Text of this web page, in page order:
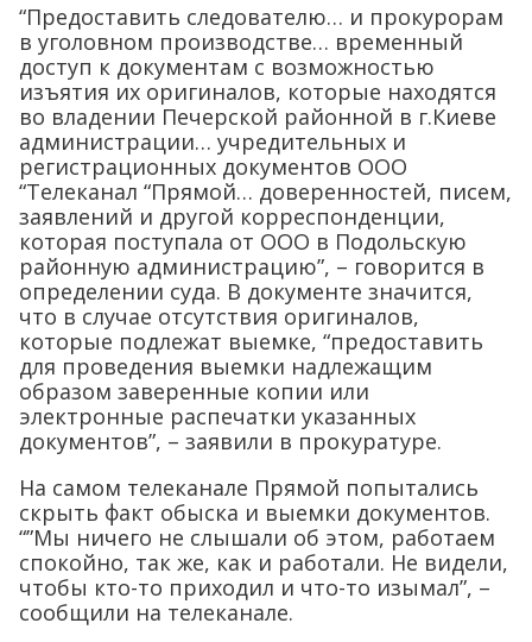
“Предоставить следователю… и прокурорам
в уголовном производстве… временный
доступ к документам с возможностью
изъятия их оригиналов, которые находятся
во владении Печерской районной в г.Киеве
администрации… учредительных и
регистрационных документов ООО
“Телеканал “Прямой… доверенностей, писем,
заявлений и другой корреспонденции,
которая поступала от ООО в Подольскую
районную администрацию”, – говорится в
определении суда. В документе значится,
что в случае отсутствия оригиналов,
которые подлежат выемке, “предоставить
для проведения выемки надлежащим
образом заверенные копии или
электронные распечатки указанных
документов”, – заявили в прокуратуре.
На самом телеканале Прямой попытались
скрыть факт обыска и выемки документов.
“”Мы ничего не слышали об этом, работаем
спокойно, так же, как и работали. Не видели,
чтобы кто-то приходил и что-то изымал”, –
сообщили на телеканале.